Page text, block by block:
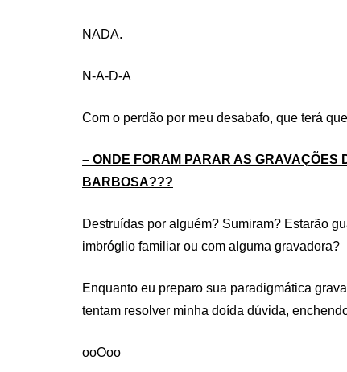
NADA.
N-A-D-A
Com o perdão por meu desabafo, que terá
– ONDE FORAM PARAR AS GRAVAÇÕES
BARBOSA???
Destruídas por alguém? Sumiram? Estarão
imbróglio familiar ou com alguma gravadora?
Enquanto eu preparo sua paradigmática
tentam resolver minha doída dúvida,
ooOoo